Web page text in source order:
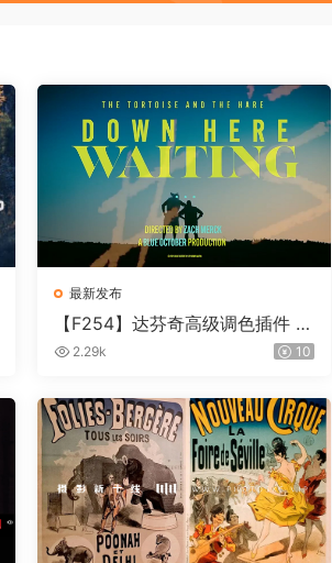
最新发布
【F254】达芬奇高级调色插件 C
ontour V2.2.2 WinMac 含使用
2.29k 10